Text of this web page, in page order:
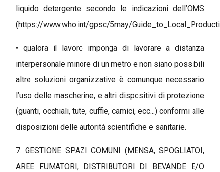
liquido detergente secondo le indicazioni dell’OMS
(https://www.who.int/gpsc/5may/
• qualora il lavoro imponga di lavorare a distanza
interpersonale minore di un metro e non siano possibili
altre soluzioni organizzative è comunque necessario
l’uso delle mascherine, e altri dispositivi di protezione
(guanti, occhiali, tute, cuffie, camici, ecc...) conformi alle
disposizioni delle autorità scientifiche e sanitarie.
7. GESTIONE SPAZI COMUNI (MENSA, SPOGLIATOI,
AREE FUMATORI, DISTRIBUTORI DI BEVANDE E/O